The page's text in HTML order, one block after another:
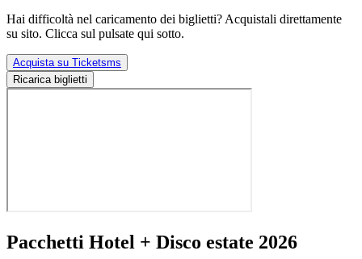
Hai difficoltà nel caricamento dei biglietti? Acquistali direttamente
su sito. Clicca sul pulsate qui sotto.
Acquista su Ticketsms
Ricarica biglietti
Pacchetti Hotel + Disco estate 2026